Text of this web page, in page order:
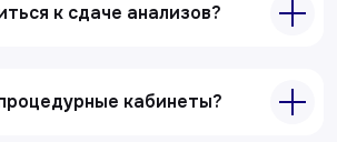
к сдаче анализов?
кабинеты?
Услуги
диагностика